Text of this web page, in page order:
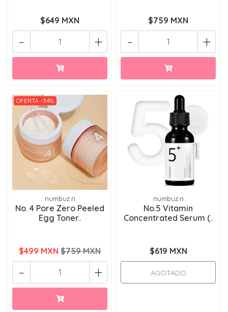
$649 MXN
+
-
$759 MXN
+
-
OFERTA -34%
numbuz:n
No. 4 Pore Zero Peeled
Egg Toner..
$499 MXN $759 MXN
+
-
numbuz:n
No.5 Vitamin
Concentrated Serum (..
$619 MXN
AGOTADO